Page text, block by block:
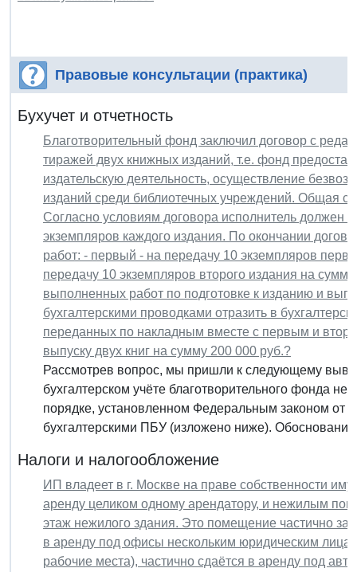
Правовые консультации (практика)
Бухучет и отчетность
Благотворительный фонд заключил договор с
тиражей двух книжных изданий, т.е. фонд
издательскую деятельность, осуществление
изданий среди библиотечных учреждений. Общая
Согласно условиям договора исполнитель должен
экземпляров каждого издания. По окончании
работ: - первый - на передачу 10 экземпляров
передачу 10 экземпляров второго издания на
выполненных работ по подготовке к изданию и
бухгалтерскими проводками отразить в
переданных по накладным вместе с первым и
выпуску двух книг на сумму 200 000 руб.?
Рассмотрев вопрос, мы пришли к следующему
бухгалтерском учёте благотворительного фонда
порядке, установленном Федеральным законом от
бухгалтерскими ПБУ (изложено ниже).
Налоги и налогообложение
ИП владеет в г. Москве на праве собственности
аренду целиком одному арендатору, и нежилым
этаж нежилого здания. Это помещение частично
в аренду под офисы нескольким юридическим
рабочие места), частично сдаётся в аренду под